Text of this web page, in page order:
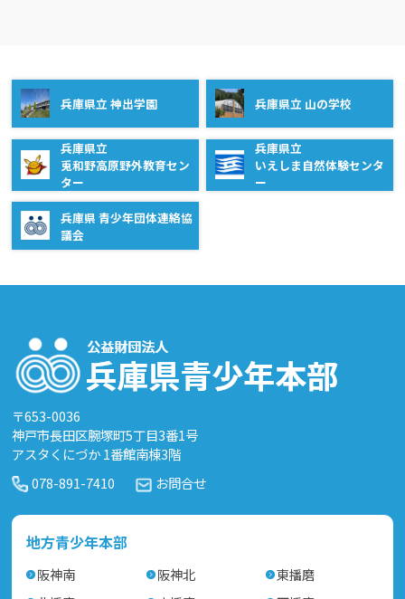
兵庫県立 神出学園 兵庫県立 山の学校
兵庫県立
兎和野高原野外教育セン
ター
兵庫県立
いえしま自然体験センタ
ー
兵庫県 青少年団体連絡協
議会
〒653-0036
神戸市長田区腕塚町5丁目3番1号
アスタくにづか 1番館南棟3階
078-891-7410
お問合せ
地方青少年本部
阪神南 阪神北
東播磨